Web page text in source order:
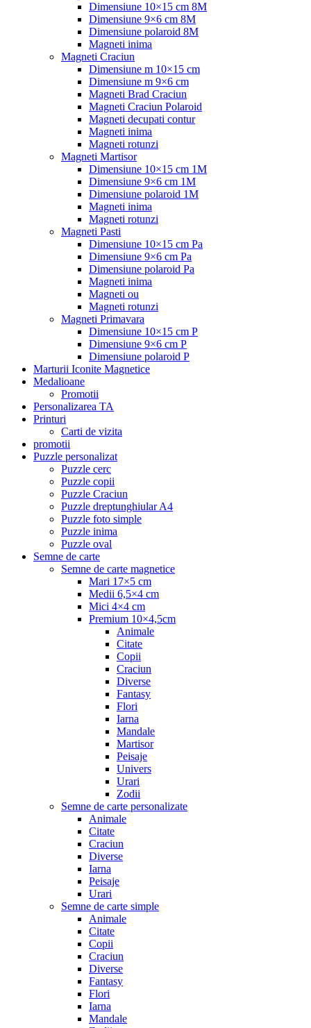
Dimensiune 10×15 cm 8M
Dimensiune 9×6 cm 8M
Dimensiune polaroid 8M
Magneti inima
Magneti Craciun
Dimensiune m 10×15 cm
Dimensiune m 9×6 cm
Magneti Brad Craciun
Magneti Craciun Polaroid
Magneti decupati contur
Magneti inima
Magneti rotunzi
Magneti Martisor
Dimensiune 10×15 cm 1M
Dimensiune 9×6 cm 1M
Dimensiune polaroid 1M
Magneti inima
Magneti rotunzi
Magneti Pasti
Dimensiune 10×15 cm Pa
Dimensiune 9×6 cm Pa
Dimensiune polaroid Pa
Magneti inima
Magneti ou
Magneti rotunzi
Magneti Primavara
Dimensiune 10×15 cm P
Dimensiune 9×6 cm P
Dimensiune polaroid P
Marturii Iconite Magnetice
Medalioane
Promotii
Personalizarea TA
Printuri
Carti de vizita
promotii
Puzzle personalizat
Puzzle cerc
Puzzle copii
Puzzle Craciun
Puzzle dreptunghiular A4
Puzzle foto simple
Puzzle inima
Puzzle oval
Semne de carte
Semne de carte magnetice
Mari 17×5 cm
Medii 6,5×4 cm
Mici 4×4 cm
Premium 10×4,5cm
Animale
Citate
Copii
Craciun
Diverse
Fantasy
Flori
Iarna
Mandale
Martisor
Peisaje
Univers
Urari
Zodii
Semne de carte personalizate
Animale
Citate
Craciun
Diverse
Iarna
Peisaje
Urari
Semne de carte simple
Animale
Citate
Copii
Craciun
Diverse
Fantasy
Flori
Iarna
Mandale